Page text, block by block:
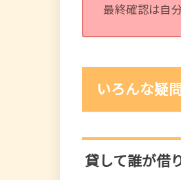
最終確認は自
いろんな疑
貸して誰が借